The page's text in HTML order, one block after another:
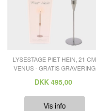
LYSESTAGE PIET HEIN, 21 CM
VENUS - GRATIS GRAVERING
DKK 495,00